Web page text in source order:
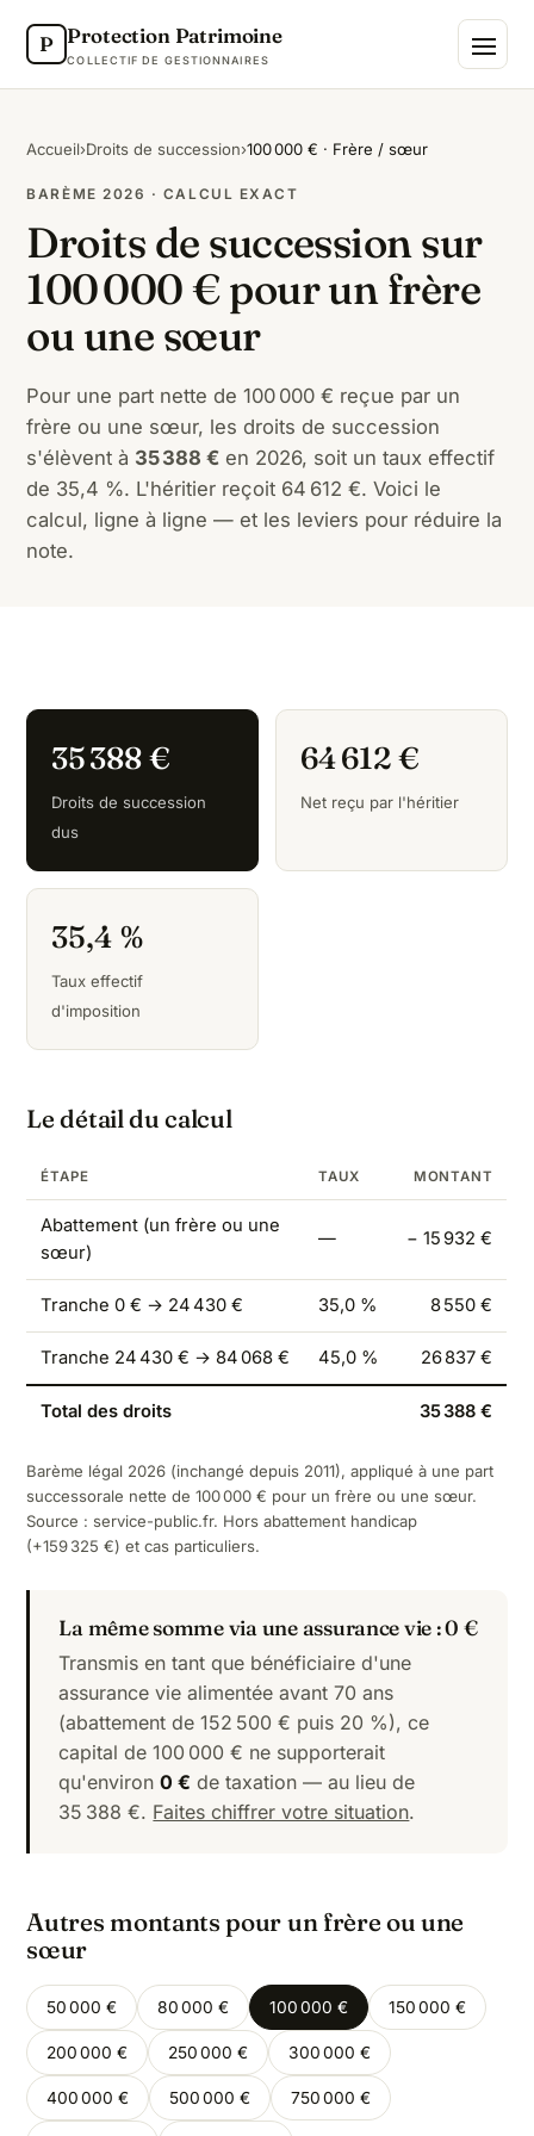
P Protection Patrimoine
COLLECTIF DE GESTIONNAIRES
Accueil›Droits de succession›100 000 € · Frère / sœur
BARÈME 2026 · CALCUL EXACT
Droits de succession sur
100 000 € pour un frère
ou une sœur
Pour une part nette de 100 000 € reçue par un
frère ou une sœur, les droits de succession
s'élèvent à 35 388 € en 2026, soit un taux effectif
de 35,4 %. L'héritier reçoit 64 612 €. Voici le
calcul, ligne à ligne — et les leviers pour réduire la
note.
35 388 €
Droits de succession
dus
64 612 €
Net reçu par l'héritier
35,4 %
Taux effectif
d'imposition
Le détail du calcul
ÉTAPE TAUX MONTANT
Abattement (un frère ou une
sœur)
— − 15 932 €
Tranche 0 € → 24 430 € 35,0 % 8 550 €
Tranche 24 430 € → 84 068 € 45,0 % 26 837 €
Total des droits 35 388 €
Barème légal 2026 (inchangé depuis 2011), appliqué à une part
successorale nette de 100 000 € pour un frère ou une sœur.
Source : service-public.fr. Hors abattement handicap
(+159 325 €) et cas particuliers.
La même somme via une assurance vie : 0 €
Transmis en tant que bénéficiaire d'une
assurance vie alimentée avant 70 ans
(abattement de 152 500 € puis 20 %), ce
capital de 100 000 € ne supporterait
qu'environ0 € de taxation — au lieu de
35 388 €. Faites chiffrer votre situation.
Autres montants pour un frère ou une
sœur
50 000 € 80 000 € 100 000 € 150 000 €
200 000 € 250 000 € 300 000 €
400 000 € 500 000 € 750 000 €